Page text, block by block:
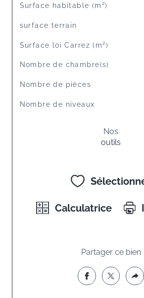
Surface habitable (m²)
surface terrain
Surface loi Carrez (m²)
Nombre de chambre(s)
Nombre de pièces
Nombre de niveaux
Nos
outils
Calculatrice
Partager ce bien